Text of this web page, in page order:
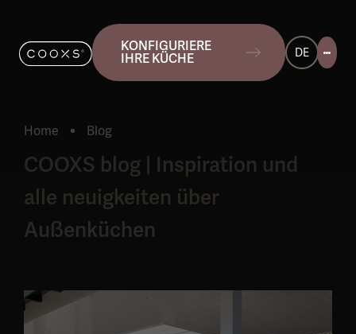
KONFIGURIERE
IHRE KÜCHE DE
Home
Aktuell:
Blog
COOXS blog | Inspiration und
alle neuigkeiten über
Außenküchen